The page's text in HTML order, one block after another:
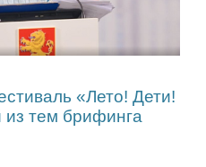
«Лето! Дети!
из тем брифинга